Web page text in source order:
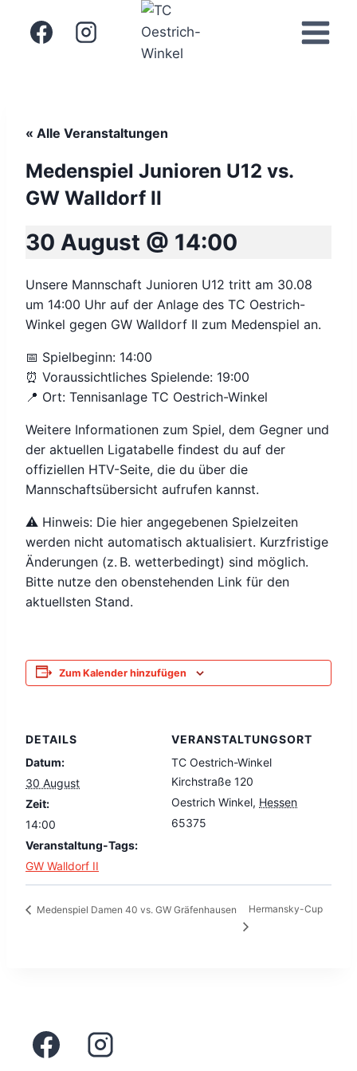
Inhalt
« Alle Veranstaltungen
Medenspiel Junioren U12 vs.
GW Walldorf II
30 August @ 14:00
Unsere Mannschaft Junioren U12 tritt am 30.08
um 14:00 Uhr auf der Anlage des TC Oestrich-
Winkel gegen GW Walldorf II zum Medenspiel an.
📅 Spielbeginn: 14:00
⏰ Voraussichtliches Spielende: 19:00
📍 Ort: Tennisanlage TC Oestrich-Winkel
Weitere Informationen zum Spiel, dem Gegner und
der aktuellen Ligatabelle findest du auf der
offiziellen HTV-Seite, die du über die
Mannschaftsübersicht aufrufen kannst.
⚠️ Hinweis: Die hier angegebenen Spielzeiten
werden nicht automatisch aktualisiert. Kurzfristige
Änderungen (z. B. wetterbedingt) sind möglich.
Bitte nutze den obenstehenden Link für den
aktuellsten Stand.
Zum Kalender hinzufügen
DETAILS
Datum:
30 August
Zeit:
14:00
Veranstaltung-Tags:
GW Walldorf II
VERANSTALTUNGSORT
TC Oestrich-Winkel
Kirchstraße 120
Oestrich Winkel, Hessen
65375
Medenspiel Damen 40 vs. GW Gräfenhausen Hermansky-Cup